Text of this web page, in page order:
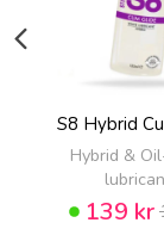
S8 Hybrid
Hybrid &
139 kr